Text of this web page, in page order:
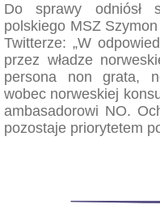
Do sprawy odniósł
polskiego MSZ
Twitterze: „W
przez władze
persona non grata,
wobec norweskiej
ambasadorowi NO.
pozostaje priorytetem